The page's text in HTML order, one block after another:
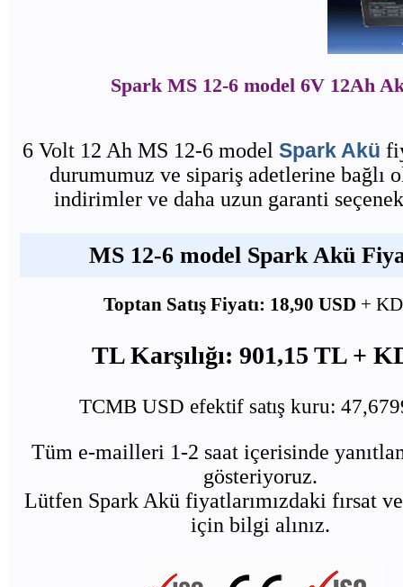
Spark MS 12-6 model 6V 12Ah
6 Volt 12 Ah MS 12-6 model Spark Akü
durumumuz ve sipariş adetlerine bağlı
indirimler ve daha uzun garanti
MS 12-6 model Spark Akü
Toptan Satış Fiyatı: 18,90 USD +
TL Karşılığı: 901,15 TL +
TCMB USD efektif satış kuru:
Tüm e-mailleri 1-2 saat içerisinde
gösteriyoruz.
Lütfen Spark Akü fiyatlarımızdaki fırsat
için bilgi alınız.